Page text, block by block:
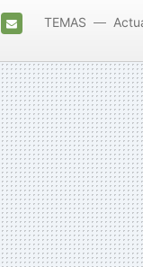
MAIL
TEMAS